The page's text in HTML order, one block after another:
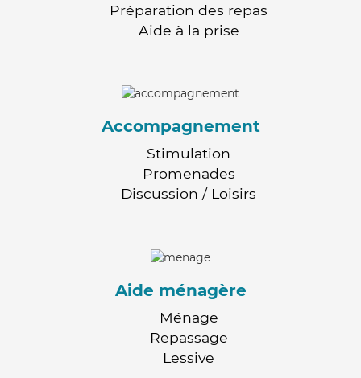
Préparation des repas
Aide à la prise
Accompagnement
Stimulation
Promenades
Discussion / Loisirs
Aide ménagère
Ménage
Repassage
Lessive